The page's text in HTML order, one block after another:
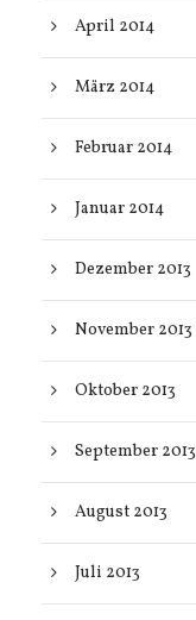
April 2014
März 2014
Februar 2014
Januar 2014
Dezember 2013
November 2013
Oktober 2013
September 2013
August 2013
Juli 2013